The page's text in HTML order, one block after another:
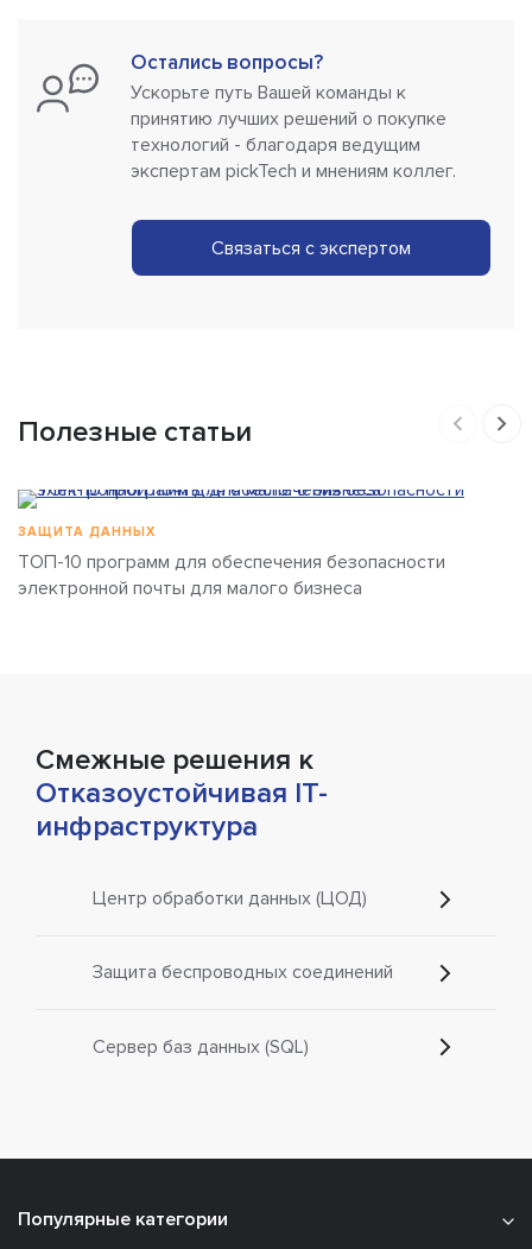
Остались вопросы?
Ускорьте путь Вашей команды к
принятию лучших решений о покупке
технологий - благодаря ведущим
экспертам pickTech и мнениям коллег.
Связаться с экспертом
Полезные статьи
ЗАЩИТА ДАННЫХ
ТОП-10 программ для обеспечения безопасности
электронной почты для малого бизнеса
Смежные решения к
Отказоустойчивая IT-
инфраструктура
Центр обработки данных (ЦОД)
Защита беспроводных соединений
Сервер баз данных (SQL)
Популярные категории